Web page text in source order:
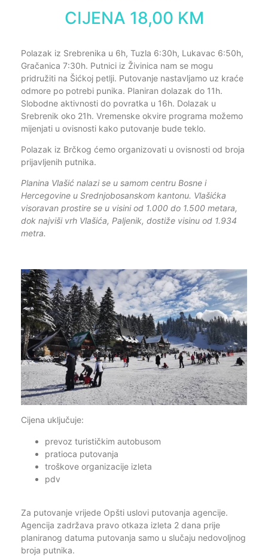
CIJENA 18,00 KM
Polazak iz Srebrenika u 6h, Tuzla 6:30h, Lukavac 6:50h,
Gračanica 7:30h. Putnici iz Živinica nam se mogu
pridružiti na Šićkoj petlji. Putovanje nastavljamo uz kraće
odmore po potrebi punika. Planiran dolazak do 11h.
Slobodne aktivnosti do povratka u 16h. Dolazak u
Srebrenik oko 21h. Vremenske okvire programa možemo
mijenjati u ovisnosti kako putovanje bude teklo.
Polazak iz Brčkog ćemo organizovati u ovisnosti od broja
prijavljenih putnika.
Planina Vlašić nalazi se u samom centru Bosne i
Hercegovine u Srednjobosanskom kantonu. Vlašićka
visoravan prostire se u visini od 1.000 do 1.500 metara,
dok najviši vrh Vlašića, Paljenik, dostiže visinu od 1.934
metra.
Cijena uključuje:
prevoz turističkim autobusom
pratioca putovanja
troškove organizacije izleta
pdv
Za putovanje vrijede Opšti uslovi putovanja agencije.
Agencija zadržava pravo otkaza izleta 2 dana prije
planiranog datuma putovanja samo u slučaju nedovoljnog
broja putnika.